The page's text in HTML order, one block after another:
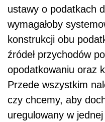
ustawy o podatkach
wymagałoby
konstrukcji obu
źródeł przychodów
opodatkowaniu oraz
Przede wszystkim
czy chcemy, aby
uregulowany w